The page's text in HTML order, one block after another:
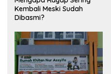
Kembali Meski Sudah
Dibasmi?